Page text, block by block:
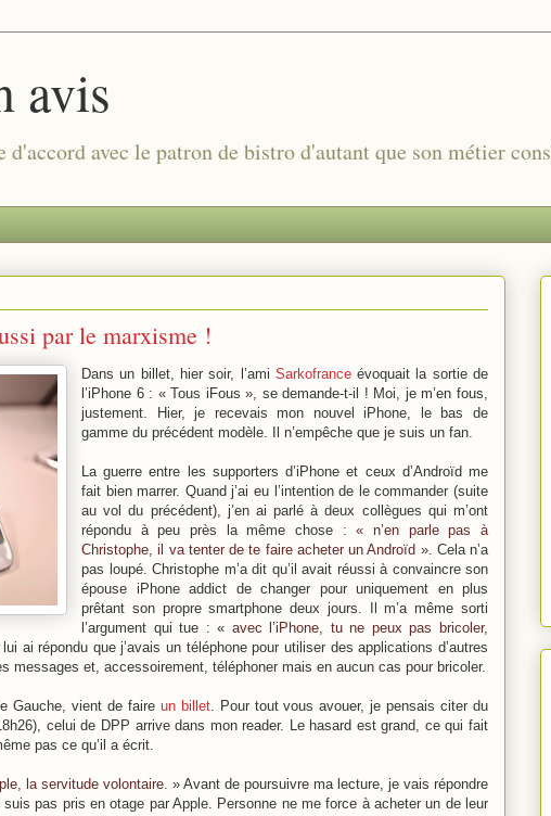
avis
avec le patron de bistro d'autant que son métier
par le marxisme !
Dans un billet, hier soir, l’ami Sarkofranceévoquait la sortie de
l’iPhone 6 : « Tous iFous », se demande-t-il ! Moi, je m’en fous,
justement. Hier, je recevais mon nouvel iPhone, le bas de
gamme du précédent modèle. Il n’empêche que je suis un fan.
La guerre entre les supporters d’iPhone et ceux d’Androïd me
fait bien marrer. Quand j’ai eu l’intention de le commander (suite
au vol du précédent), j’en ai parlé à deux collègues qui m’ont
répondu à peu près la même chose :« n’en parle pas à
Christophe, il va tenter de te faire acheter un Androïd ». Cela n’a
pas loupé. Christophe m’a dit qu’il avait réussi à convaincre son
épouse iPhone addict de changer pour uniquement en plus
prêtant son propre smartphone deux jours. Il m’a même sorti
l’argument qui tue : « avec l’iPhone, tu ne peux pas bricoler,
ai répondu que j’avais un téléphone pour utiliser des applications d’autres
messages et, accessoirement, téléphoner mais en aucun cas pour bricoler.
Gauche, vient de faire un billet. Pour tout vous avouer, je pensais citer du
celui de DPP arrive dans mon reader. Le hasard est grand, ce qui fait
pas ce qu’il a écrit.
la servitude volontaire. » Avant de poursuivre ma lecture, je vais répondre
pas pris en otage par Apple. Personne ne me force à acheter un de leur